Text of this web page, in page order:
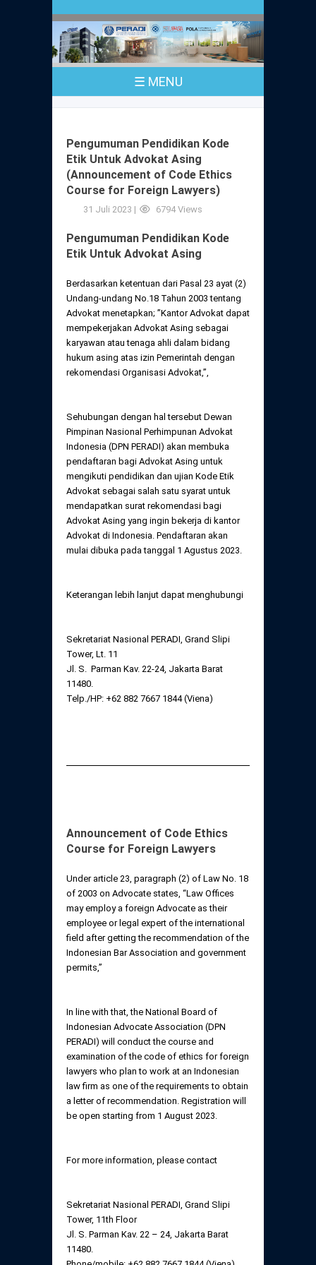
☰ MENU
Sejarah
Pusat Bantuan Hukum
Peraturan
Anggaran Dasar
Peraturan Magang
Peraturan Perpindahan Domisili Anggota
Perubahan Peraturan Perpindahan Domisili
Anggota
PKPA
UPA
Magang
Pengangkatan & Pengambilan Sumpah
Syarat Pengangkatan & Pengambilan
Pengumuman
Dewan Kehormatan
Dewan Kehormatan Pusat
Dewan Kehormatan Daerah
Daftar Perkara Dewan Kehormatan Pusat
Daftar Perkara Dewan Kehormatan Daerah
Komisi Pengawas
Peraturan Pelaksanaan
Internasional
Certificate of Good Standing (COGS)
Pengumuman Pendidikan Kode
Etik Untuk Advokat Asing
(Announcement of Code Ethics
Course for Foreign Lawyers)
31 Juli 2023 | 6794 Views
Pengumuman Pendidikan Kode
Etik Untuk Advokat Asing
Berdasarkan ketentuan dari Pasal 23 ayat (2)
Undang-undang No.18 Tahun 2003 tentang
Advokat menetapkan; ”Kantor Advokat dapat
mempekerjakan Advokat Asing sebagai
karyawan atau tenaga ahli dalam bidang
hukum asing atas izin Pemerintah dengan
rekomendasi Organisasi Advokat,”,
Sehubungan dengan hal tersebut Dewan
Pimpinan Nasional Perhimpunan Advokat
Indonesia (DPN PERADI) akan membuka
pendaftaran bagi Advokat Asing untuk
mengikuti pendidikan dan ujian Kode Etik
Advokat sebagai salah satu syarat untuk
mendapatkan surat rekomendasi bagi
Advokat Asing yang ingin bekerja di kantor
Advokat di Indonesia. Pendaftaran akan
mulai dibuka pada tanggal 1 Agustus 2023.
Keterangan lebih lanjut dapat menghubungi
Sekretariat Nasional PERADI, Grand Slipi
Tower, Lt. 11
Jl. S. Parman Kav. 22-24, Jakarta Barat
11480.
Telp./HP: +62 882 7667 1844 (Viena)
Announcement of Code Ethics
Course for Foreign Lawyers
Under article 23, paragraph (2) of Law No. 18
of 2003 on Advocate states, “Law Offices
may employ a foreign Advocate as their
employee or legal expert of the international
field after getting the recommendation of the
Indonesian Bar Association and government
permits,”
In line with that, the National Board of
Indonesian Advocate Association (DPN
PERADI) will conduct the course and
examination of the code of ethics for foreign
lawyers who plan to work at an Indonesian
law firm as one of the requirements to obtain
a letter of recommendation. Registration will
be open starting from 1 August 2023.
For more information, please contact
Sekretariat Nasional PERADI, Grand Slipi
Tower, 11th Floor
Jl. S. Parman Kav. 22 – 24, Jakarta Barat
11480.